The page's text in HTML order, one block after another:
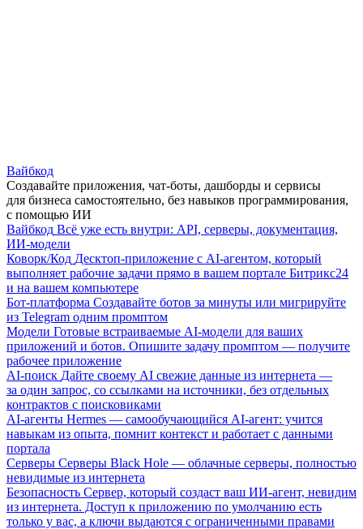
Вайбкод
Создавайте приложения, чат-боты, дашборды и сервисы
для бизнеса самостоятельно, без навыков программирования,
с помощью ИИ
Вайбкод Всё уже есть внутри: API, серверы, документация,
ИИ-модели
Коворк/Код Десктоп-приложение с AI-агентом, который
выполняет рабочие задачи прямо в вашем портале Битрикс24
и на вашем компьютере
Бот-платформа Создавайте ботов за минуты или мигрируйте
из Telegram одним промптом
Модели Готовые встраиваемые AI-модели для ваших
приложений и ботов. Опишите задачу промптом — получите
рабочее приложение
AI-поиск Дайте своему AI свежие данные из интернета —
за один запрос, со ссылками на источники, без отдельных
контрактов с поисковиками
AI-агенты Hermes — самообучающийся AI-агент: учится
навыкам из опыта, помнит контекст и работает с данными
портала
Серверы Серверы Black Hole — облачные серверы, полностью
невидимые из интернета
Безопасность Сервер, который создаст ваш ИИ-агент, невидим
из интернета. Доступ к приложению по умолчанию есть
только у вас, а ключи выдаются с ограниченными правами